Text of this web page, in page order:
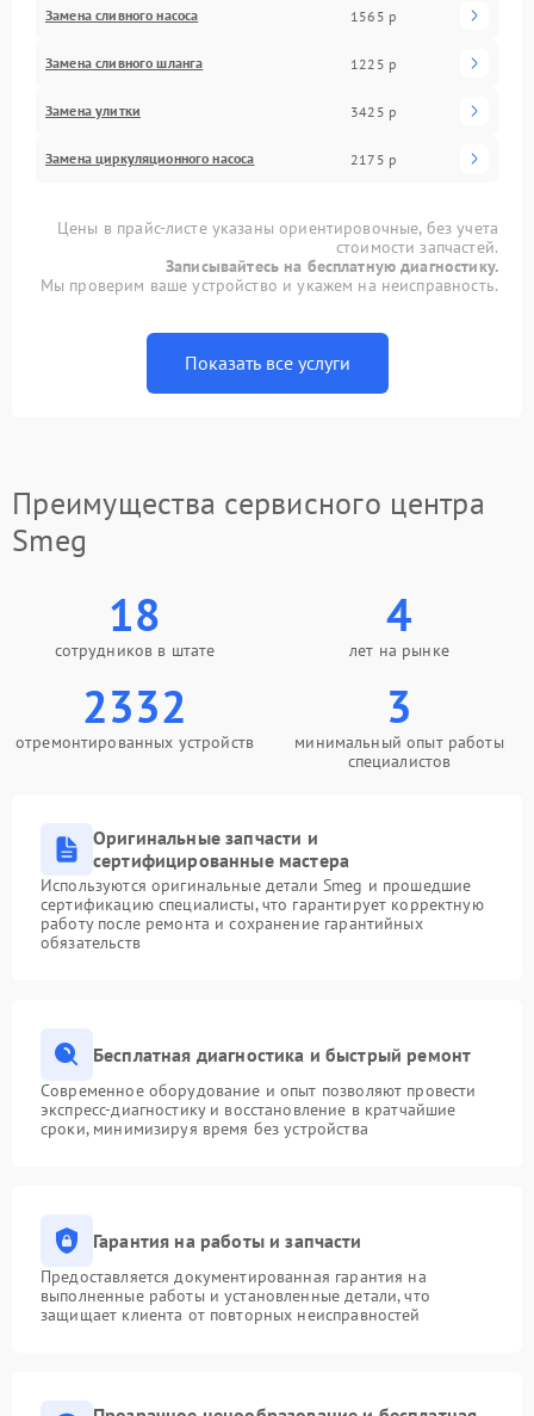
Замена сливного насоса 1565 р
Замена сливного шланга 1225 р
Замена улитки 3425 р
Замена циркуляционного насоса 2175 р
Цены в прайс-листе указаны ориентировочные, без учета
стоимости запчастей.
Записывайтесь на бесплатную диагностику.
Мы проверим ваше устройство и укажем на неисправность.
Показать все услуги
Преимущества сервисного центра
Smeg
18
сотрудников в штате
4
лет на рынке
2332
отремонтированных устройств
3
минимальный опыт работы
специалистов
Оригинальные запчасти и
сертифицированные мастера
Используются оригинальные детали Smeg и прошедшие
сертификацию специалисты, что гарантирует корректную
работу после ремонта и сохранение гарантийных
обязательств
Бесплатная диагностика и быстрый ремонт
Современное оборудование и опыт позволяют провести
экспресс-диагностику и восстановление в кратчайшие
сроки, минимизируя время без устройства
Гарантия на работы и запчасти
Предоставляется документированная гарантия на
выполненные работы и установленные детали, что
защищает клиента от повторных неисправностей